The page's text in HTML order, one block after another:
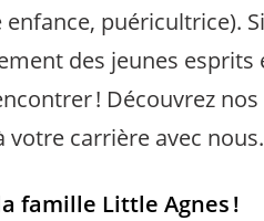
puéricultrice).
des jeunes esprits
! Découvrez
votre carrière avec nous.
famille Little Agnes !